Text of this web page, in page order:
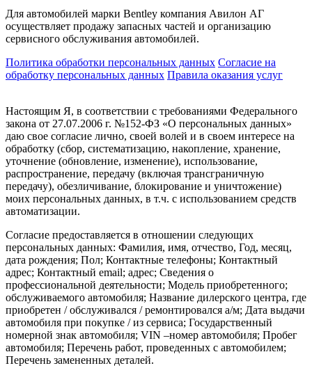
Для автомобилей марки Bentley компания Авилон АГ
осуществляет продажу запасных частей и организацию
сервисного обслуживания автомобилей.
Политика обработки персональных данных Соглаcие на
обработку персональных данных Правила оказания услуг
Настоящим Я, в соответствии с требованиями Федерального
закона от 27.07.2006 г. №152-ФЗ «О персональных данных»
даю свое согласие лично, своей волей и в своем интересе на
обработку (сбор, систематизацию, накопление, хранение,
уточнение (обновление, изменение), использование,
распространение, передачу (включая трансграничную
передачу), обезличивание, блокирование и уничтожение)
моих персональных данных, в т.ч. с использованием средств
автоматизации.
Согласие предоставляется в отношении следующих
персональных данных: Фамилия, имя, отчество, Год, месяц,
дата рождения; Пол; Контактные телефоны; Контактный
адрес; Контактный email; адрес; Сведения о
профессиональной деятельности; Модель приобретенного;
обслуживаемого автомобиля; Название дилерского центра, где
приобретен / обслуживался / ремонтировался а/м; Дата выдачи
автомобиля при покупке / из сервиса; Государственный
номерной знак автомобиля; VIN –номер автомобиля; Пробег
автомобиля; Перечень работ, проведенных с автомобилем;
Перечень замененных деталей.